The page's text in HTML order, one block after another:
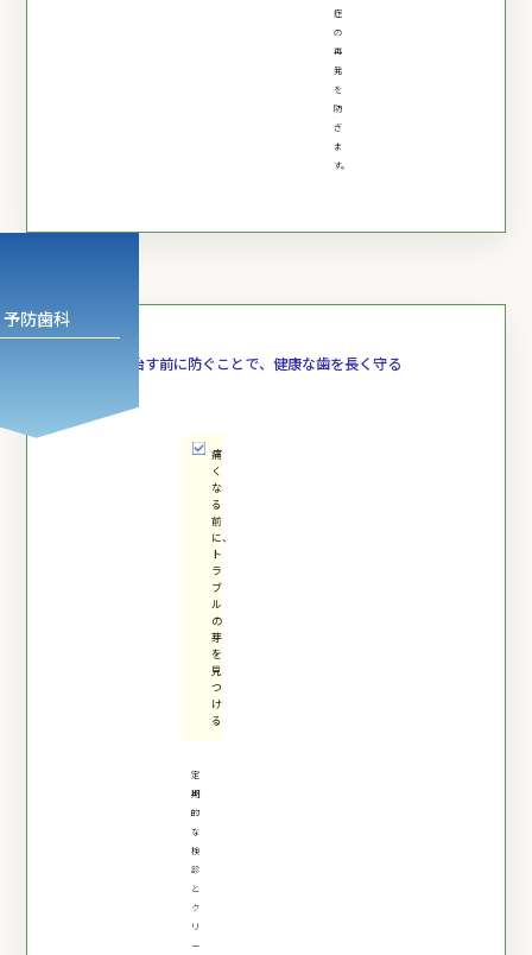
症
の
再
発
を
防
ぎ
ま
す。
予防歯科
治す前に防ぐことで、 健康な歯を長く守る
痛
く
な
る
前
に、
ト
ラ
ブ
ル
の
芽
を
見
つ
け
る
定
期
的
な
検
診
と
ク
リ
ー